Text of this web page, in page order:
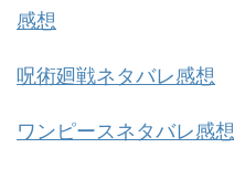
感想
呪術廻戦ネタバレ感想
ワンピースネタバレ感想